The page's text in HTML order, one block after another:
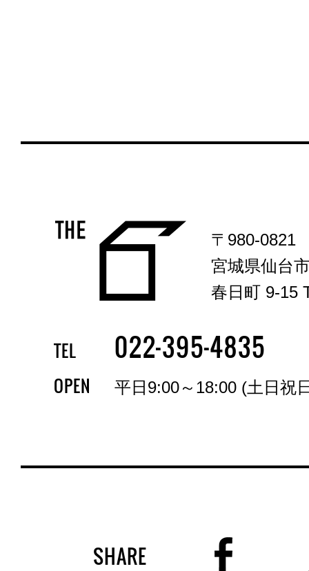
〒980-0821
宮城県仙台
春日町 9-15
TEL 022-395-4835
OPEN 平日9:00～18:00 (土日祝
SHARE